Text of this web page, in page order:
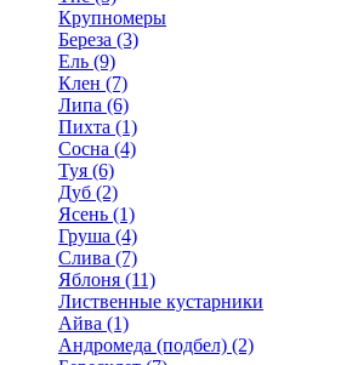
Крупномеры
Береза (3)
Ель (9)
Клен (7)
Липа (6)
Пихта (1)
Сосна (4)
Туя (6)
Дуб (2)
Ясень (1)
Груша (4)
Слива (7)
Яблоня (11)
Лиственные кустарники
Айва (1)
Андромеда (подбел) (2)